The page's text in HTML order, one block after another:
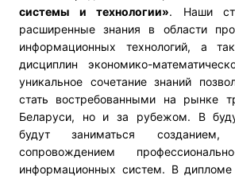
системы и технологии». Наши
расширенные знания в области
информационных технологий, а
дисциплин экономико-
уникальное сочетание знаний
стать востребованными на рынке
Беларуси, но и за рубежом. В
будут заниматься
сопровождением
информационных систем. В дипломе